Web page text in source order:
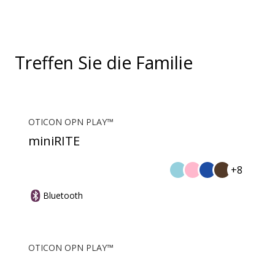
Treffen Sie die Familie
OTICON OPN PLAY™
miniRITE
+8
Bluetooth
OTICON OPN PLAY™